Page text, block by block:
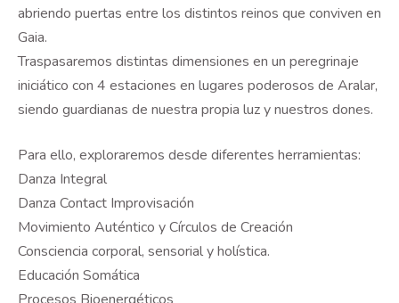
abriendo puertas entre los distintos reinos que conviven en
Gaia.
Traspasaremos distintas dimensiones en un peregrinaje
iniciático con 4 estaciones en lugares poderosos de Aralar,
siendo guardianas de nuestra propia luz y nuestros dones.
Para ello, exploraremos desde diferentes herramientas:
Danza Integral
Danza Contact Improvisación
Movimiento Auténtico y Círculos de Creación
Consciencia corporal, sensorial y holística.
Educación Somática